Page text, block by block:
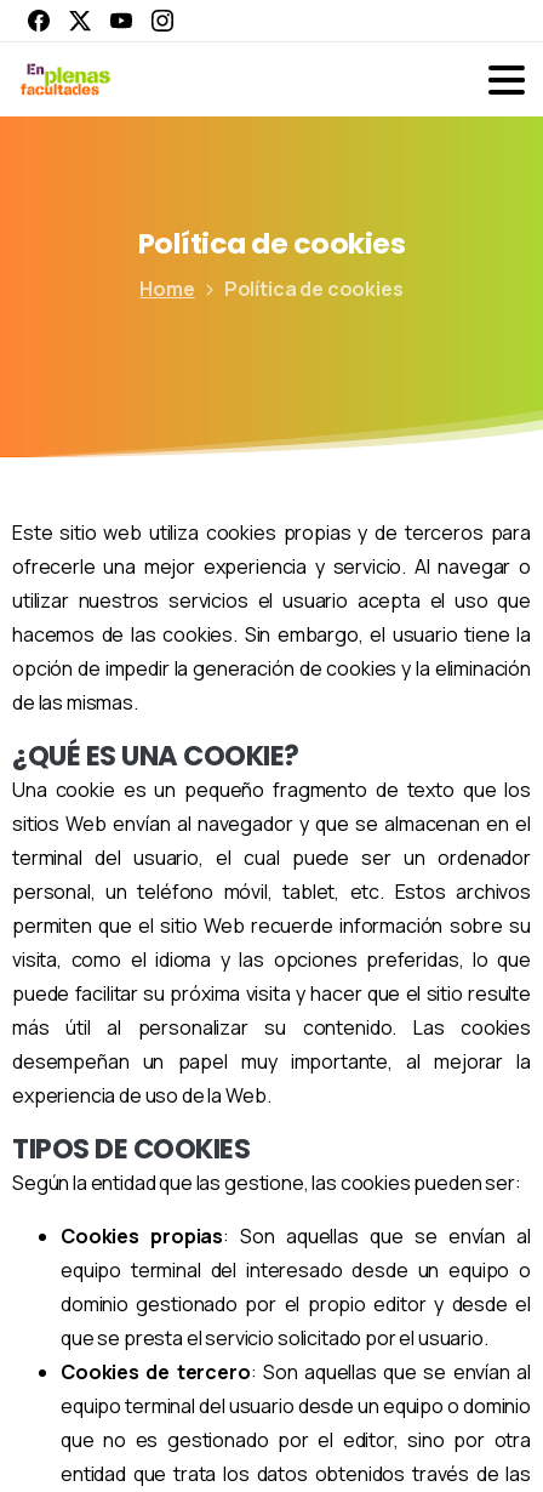
Políticadecookies
Home Política de cookies
Este sitio web utiliza cookies propias y de terceros para
ofrecerle una mejor experiencia y servicio. Al navegar o
utilizar nuestros servicios el usuario acepta el uso que
hacemos de las cookies. Sin embargo, el usuario tiene la
opción de impedir la generación de cookies y la eliminación
de las mismas.
¿QUÉ ES UNA COOKIE?
Una cookie es un pequeño fragmento de texto que los
sitios Web envían al navegador y que se almacenan en el
terminal del usuario, el cual puede ser un ordenador
personal, un teléfono móvil, tablet, etc. Estos archivos
permiten que el sitio Web recuerde información sobre su
visita, como el idioma y las opciones preferidas, lo que
puede facilitar su próxima visita y hacer que el sitio resulte
más útil al personalizar su contenido. Las cookies
desempeñan un papel muy importante, al mejorar la
experiencia de uso de la Web.
TIPOS DE COOKIES
Según la entidad que las gestione, las cookies pueden ser:
Cookies propias: Son aquellas que se envían al
equipo terminal del interesado desde un equipo o
dominio gestionado por el propio editor y desde el
que se presta el servicio solicitado por el usuario.
Cookies de tercero: Son aquellas que se envían al
equipo terminal del usuario desde un equipo o dominio
que no es gestionado por el editor, sino por otra
entidad que trata los datos obtenidos través de las